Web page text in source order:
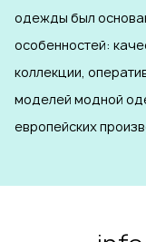
одежды был
особенностей:
коллекции,
моделей модной
европейских